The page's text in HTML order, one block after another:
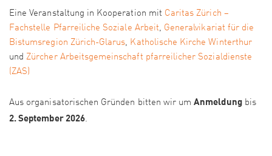
Eine Veranstaltung in Kooperation mit Caritas Zürich –
Fachstelle Pfarreiliche Soziale Arbeit, Generalvikariat für die
Bistumsregion Zürich-Glarus, Katholische Kirche Winterthur
und Zürcher Arbeitsgemeinschaft pfarreilicher Sozialdienste
(ZAS)
Aus organisatorischen Gründen bitten wir umAnmeldungbis
2. September 2026.